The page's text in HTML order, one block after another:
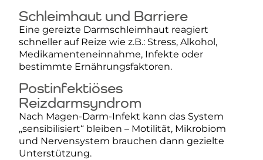
Schleimhaut und Barriere
Eine gereizte Darmschleimhaut reagiert
schneller auf Reize wie z.B.: Stress, Alkohol,
Medikamenteneinnahme, Infekte oder
bestimmte Ernährungsfaktoren.
Postinfektiöses
Reizdarmsyndrom
Nach Magen-Darm-Infekt kann das System
„sensibilisiert“ bleiben – Motilität, Mikrobiom
und Nervensystem brauchen dann gezielte
Unterstützung.